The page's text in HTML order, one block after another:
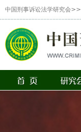
中国刑事诉讼法学研究会>>